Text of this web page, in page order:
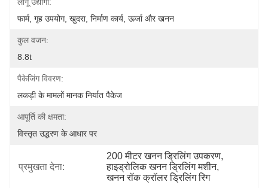
फार्म, गृह उपयोग, खुदरा, निर्माण कार्य, ऊर्जा और खनन
कुल वजन:
8.8t
पैकेजिंग विवरण:
लकड़ी के मामलों मानक निर्यात पैकेज
आपूर्ति की क्षमता:
विस्तृत उद्धरण के आधार पर
प्रमुखता देना:
200 मीटर खनन ड्रिलिंग उपकरण,
हाइड्रोलिक खनन ड्रिलिंग मशीन,
खनन रॉक क्रॉलर ड्रिलिंग रिग